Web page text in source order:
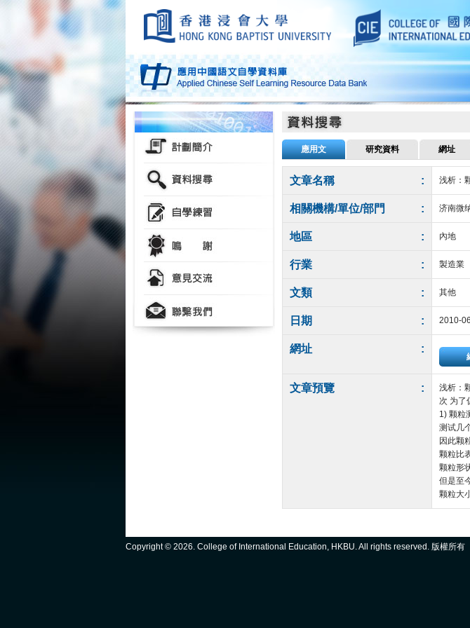
應用文 研究資料 網址
文章名稱 : 浅析：
相關機構/單位/部門 : 济南微
地區 : 內地
行業 : 製造業
文類 : 其他
日期 : 2010-
網址 :
文章預覽 :
浅析：
次 为了
1) 颗粒
测试几
因此颗
颗粒比
颗粒形
但是至
颗粒大
Copyright © 2026. College of International Education, HKBU. All rights reserved. 版權所有